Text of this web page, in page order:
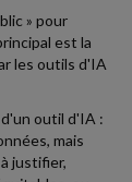
» pour
est la
les outils d'IA
outil d'IA :
mais
justifier,